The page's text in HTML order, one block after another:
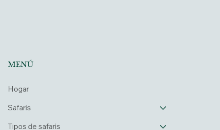
MENÚ
Hogar
Safaris
Tipos de safaris